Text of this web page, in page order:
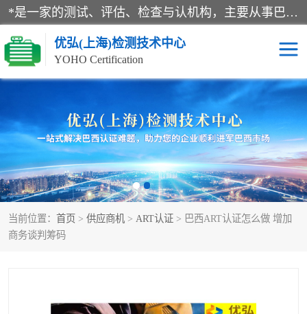
*是一家的测试、评估、检查与认机构，主要从事巴西NR10认证、NR12认证、NR13认证；ANATEL认证、INMTRO认证，欧盟CE认证：MD认证，PED认证，MID认证，ATEX认证，德国蓝色天使认证。
优弘(上海)检测技术中心
YOHO Certification
当前位置： 首页 > 供应商机 > ART认证 > 巴西ART认证怎么做 增加
商务谈判筹码
RECYCLASS认证 NR10认证
NR12认证 NR13认证
ART认证 巴西NR认证
巴西认证 RETIE认证